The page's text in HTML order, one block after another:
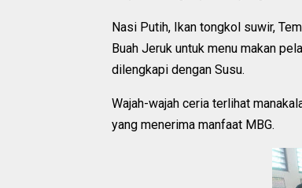
Nasi Putih, Ikan tongkol suwir,
Buah Jeruk untuk menu makan
dilengkapi dengan Susu.
Wajah-wajah ceria terlihat
yang menerima manfaat MBG.